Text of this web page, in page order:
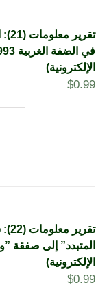
الإلكترونية)
$0.99
المتبدد” إلى صفقة
الإلكترونية)
$0.99